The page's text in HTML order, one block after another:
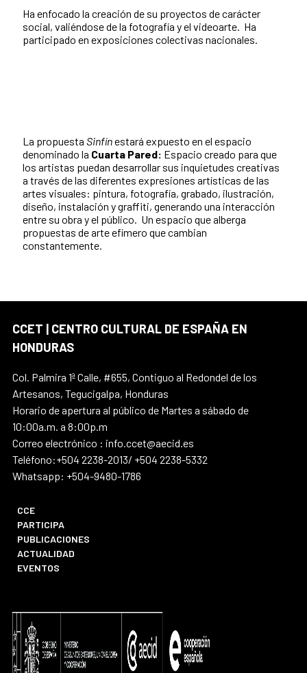
Ha enfocado la creación de su proyectos de carácter
social, valiéndose de la fotografía y el videoarte. Ha
participado en exposiciones colectivas nacionales.
La propuesta Sinfínestará expuesto en el espacio
denominado la Cuarta Pared: Espacio creado para que
los artistas puedan desarrollar sus inquietudes creativas
a través de las diferentes expresiones artísticas de las
artes visuales: pintura, fotografía, grabado, ilustración,
diseño, instalación y graffiti, generando una interacción
entre su obra y el público. Un espacio que alberga
propuestas de arte efímero que cambian
constantemente.
CCET | CENTRO CULTURAL DE ESPAÑA EN
HONDURAS
Col. Palmira 1ª Calle, #655, Contiguo al Redondel de los
Artesanos, Tegucigalpa, Honduras
Horario de apertura al público de Martes a sábado de
10:00a.m. a 8:00p.m
Correo electrónico : info.ccet@aecid.es
Teléfono:+504 2238-2013/ +504 2238-5332
Whatsapp: +504-9480-1786
CCE
PARTICIPA
PUBLICACIONES
ACTUALIDAD
EVENTOS